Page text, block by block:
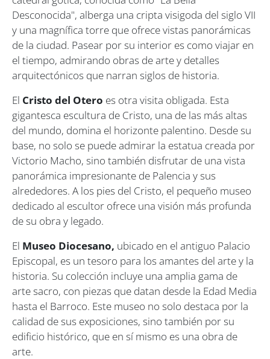
Desconocida", alberga una cripta visigoda del siglo VII
y una magnífica torre que ofrece vistas panorámicas
de la ciudad. Pasear por su interior es como viajar en
el tiempo, admirando obras de arte y detalles
arquitectónicos que narran siglos de historia.
El Cristo del Otero es otra visita obligada. Esta
gigantesca escultura de Cristo, una de las más altas
del mundo, domina el horizonte palentino. Desde su
base, no solo se puede admirar la estatua creada por
Victorio Macho, sino también disfrutar de una vista
panorámica impresionante de Palencia y sus
alrededores. A los pies del Cristo, el pequeño museo
dedicado al escultor ofrece una visión más profunda
de su obra y legado.
El Museo Diocesano, ubicado en el antiguo Palacio
Episcopal, es un tesoro para los amantes del arte y la
historia. Su colección incluye una amplia gama de
arte sacro, con piezas que datan desde la Edad Media
hasta el Barroco. Este museo no solo destaca por la
calidad de sus exposiciones, sino también por su
edificio histórico, que en sí mismo es una obra de
arte.